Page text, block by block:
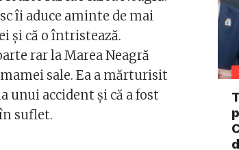
îi aduce aminte de mai
și că o întristează.
rar la Marea Neagră
sale. Ea a mărturisit
unui accident și că a fost
suflet.